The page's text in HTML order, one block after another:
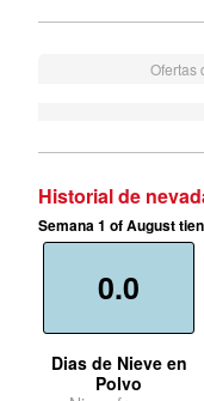
Ofertas
Historial de
Semana 1 of August
0.0
Dias de Nieve en
Polvo